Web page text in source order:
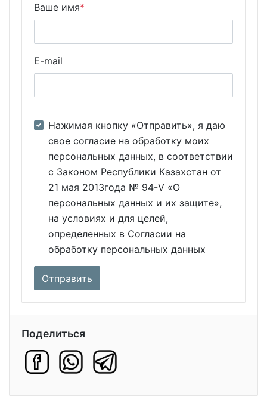
Ваше имя*
E-mail
Нажимая кнопку «Отправить», я даю
свое согласие на обработку моих
персональных данных, в соответствии
с Законом Республики Казахстан от
21 мая 2013года № 94-V «О
персональных данных и их защите»,
на условиях и для целей,
определенных в Согласии на
обработку персональных данных
Поделиться